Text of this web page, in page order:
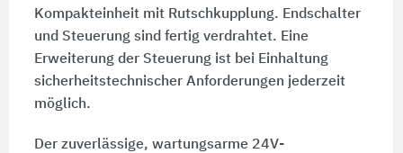
Kompakteinheit mit Rutschkupplung. Endschalter
und Steuerung sind fertig verdrahtet. Eine
Erweiterung der Steuerung ist bei Einhaltung
sicherheitstechnischer Anforderungen jederzeit
möglich.
Der zuverlässige, wartungsarme 24V-